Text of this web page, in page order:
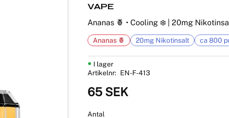
VAPE
Ananas 🍍 • Cooling ❄️ | 20mg
65SEK
Antal
I lager
Artikelnr
EN-F-413
Ananas 🍍 20mg Nikotinsalt ca 800